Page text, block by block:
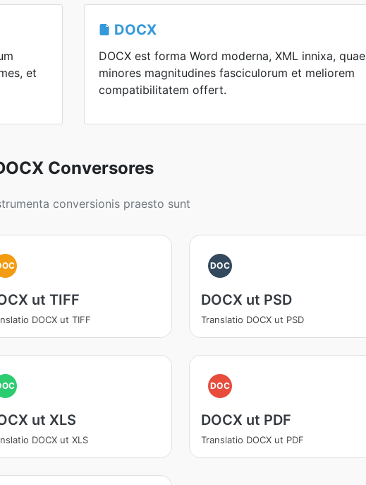
et
DOCX
DOCX est forma Word moderna, XML innixa, quae
minores magnitudines fasciculorum et meliorem
compatibilitatem offert.
Conversores
conversionis praesto sunt
ut TIFF
DOCX ut TIFF
DOC
DOCX ut PSD
Translatio DOCX ut PSD
ut XLS
DOCX ut XLS
DOC
DOCX ut PDF
Translatio DOCX ut PDF